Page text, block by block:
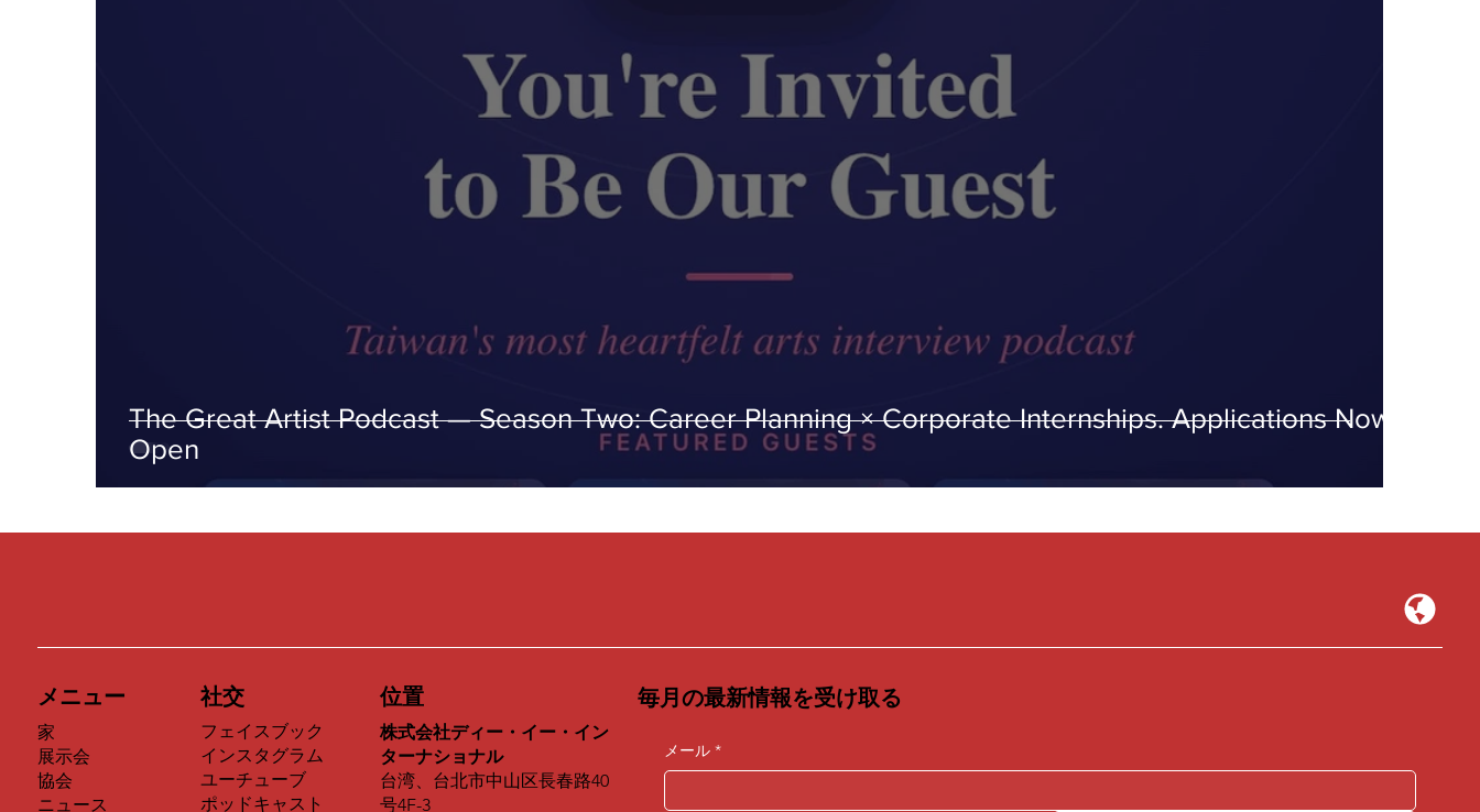
The Great Artist Podcast — Season Two: Career Planning × Corporate Internships. Applications Now
Open
メニュー
家
展示会
協会
ニュース
社交
フェイスブック
インスタグラム
ユーチューブ
ポッドキャスト
位置
株式会社ディー・イー・イン
ターナショナル
台湾、台北市中山区長春路40
号4F-3
毎月の最新情報を受け取る
メール *